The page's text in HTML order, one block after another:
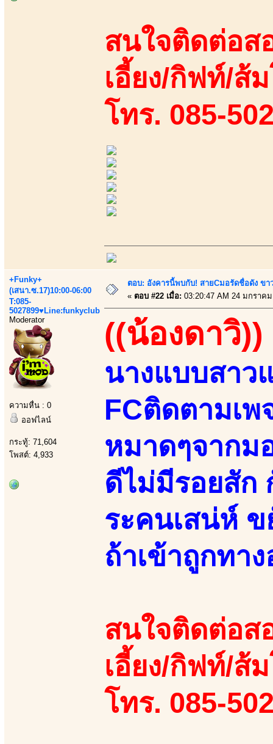
สนใจติดต่อส
เอี้ยง/กิฟท์/ส้
โทร. 085-
+Funky+
(เสนา.ซ.17)10:00-06:00
T:085-
5027899♥Line:funkyclub
Moderator
ความหื่น : 0
ออฟไลน์
กระทู้: 71,604
โพสต์: 4,933
ตอบ: อังคารนี้พบกับ! สายCมอรัดชื่อดัง ขา
« ตอบ #22 เมื่อ: 03:20:47 AM 24 มกราค
((น้องดาวิ))
นางแบบสาว
FCติดตามเพ
หมาดๆจากม
ดีไม่มีรอยสัก
ระคนเสน่ห์
ถ้าเข้าถูกทา
สนใจติดต่อส
เอี้ยง/กิฟท์/ส้
โทร. 085-